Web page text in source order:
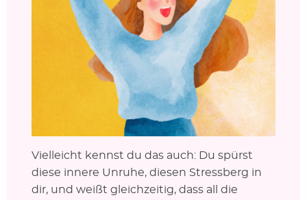
Vielleicht kennst du das auch: Du spürst
diese innere Unruhe, diesen Stressberg in
dir, und weißt gleichzeitig, dass all die